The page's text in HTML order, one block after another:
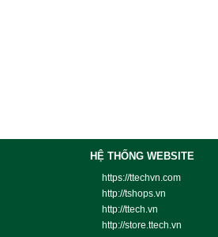
HỆ THỐNG WEBSITE
https://ttechvn.com
http://tshops.vn
http://ttech.vn
http://store.ttech.vn